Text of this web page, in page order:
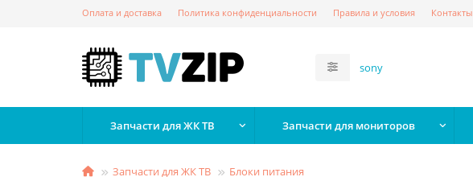
Оплата и доставка Политика конфиденциальности Правила и условия Контакты
Запчасти для ЖК ТВ Запчасти для мониторов
Запчасти для ЖК ТВ Блоки питания